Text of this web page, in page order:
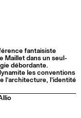
fantaisiste
Maillet dans un seul-
débordante.
les conventions
l’architecture, l’identité